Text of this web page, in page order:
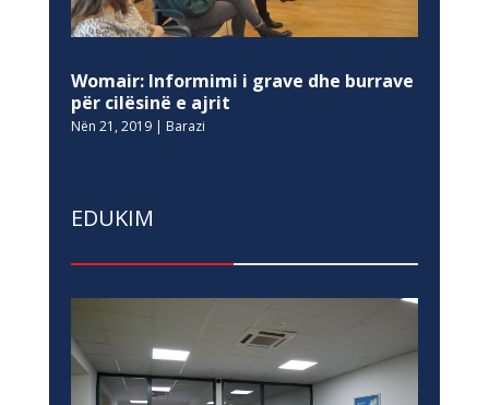
Womair: Informimi i grave dhe burrave
për cilësinë e ajrit
Nën 21, 2019| Barazi
EDUKIM